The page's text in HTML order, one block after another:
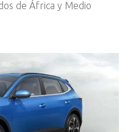
de África y Medio